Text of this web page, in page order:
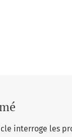
interroge les